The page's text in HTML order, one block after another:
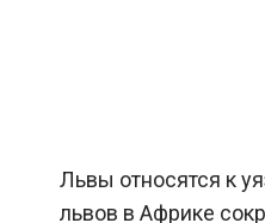
Львы относятся к
львов в Африке